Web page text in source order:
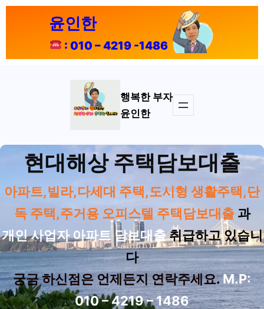
콘
윤인한
: 010 – 4219 -1486
행복한 부자
윤인한
현대해상 주택담보대출
아파트,빌라,다세대 주택,도시형 생활주택,단
독 주택,주거용 오피스텔 주택담보대출과
개인 사업자 아파트 담보대출취급하고 있습니
다
궁금 하신점은 언제든지 연락주세요.M.P:
010 – 4219 – 1486